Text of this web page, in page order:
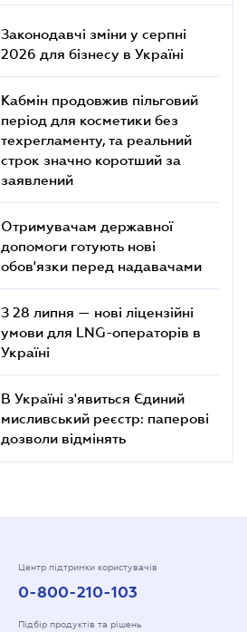
Законодавчі зміни у серпні
2026 для бізнесу в Україні
Кабмін продовжив пільговий
період для косметики без
техрегламенту, та реальний
строк значно коротший за
заявлений
Отримувачам державної
допомоги готують нові
обов'язки перед надавачами
З 28 липня — нові ліцензійні
умови для LNG-операторів в
Україні
В Україні з'явиться Єдиний
мисливський реєстр: паперові
дозволи відмінять
Центр підтримки користувачів
0-800-210-103
Підбір продуктів та рішень